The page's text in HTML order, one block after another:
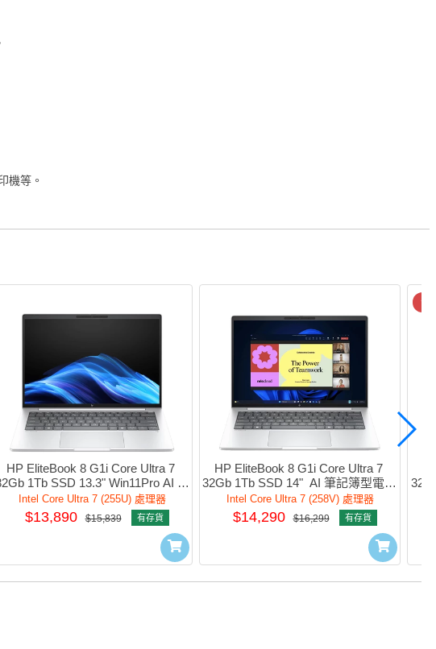
機等。
HP EliteBook 8 G1i Core Ultra 7
1Tb SSD 13.3" Win11Pro AI 筆
記簿型電腦 #C20G9PT#AB5
Intel Core Ultra 7 (255U) 處理器
$13,890 $15,839 有存貨
HP EliteBook 8 G1i Core Ultra 7
32Gb 1Tb SSD 14"  AI 筆記簿型電腦
#D83PMPT#AB5
Intel Core Ultra 7 (258V) 處理器
$14,290 $16,299 有存貨
今